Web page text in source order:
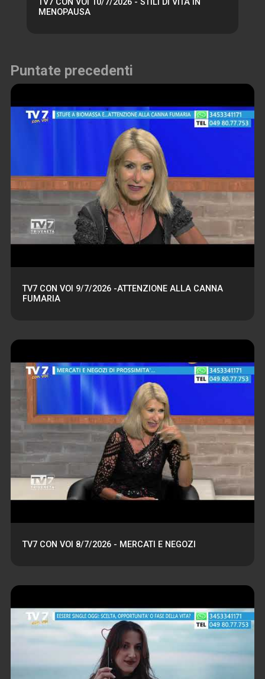
TV7 CON VOI 10/7/2026 - STILI DI VITA IN
MENOPAUSA
Puntate precedenti
TV7 CON VOI 9/7/2026 -ATTENZIONE ALLA CANNA
FUMARIA
TV7 CON VOI 8/7/2026 - MERCATI E NEGOZI